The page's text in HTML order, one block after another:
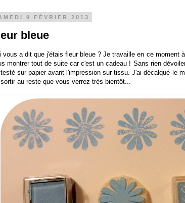
9 FÉVRIER 2013
bleue
vous a dit que j'étais fleur bleue ? Je travaille en ce moment
montrer tout de suite car c'est un cadeau ! Sans rien
sur papier avant l'impression surtissu .J'ai décalqué le
au reste que vous verrez très bientôt...